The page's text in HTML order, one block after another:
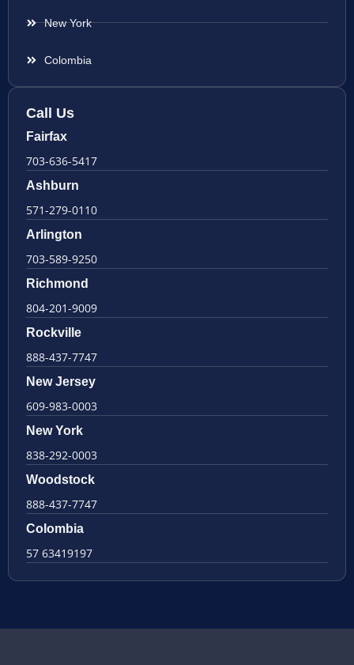
New York
Colombia
Call Us
Fairfax
703-636-5417
Ashburn
571-279-0110
Arlington
703-589-9250
Richmond
804-201-9009
Rockville
888-437-7747
New Jersey
609-983-0003
New York
838-292-0003
Woodstock
888-437-7747
Colombia
57 63419197